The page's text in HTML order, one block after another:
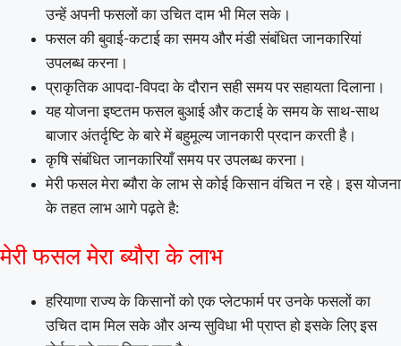
उन्हें अपनी फसलों का उचित दाम भी मिल सके।
फसल की बुवाई-कटाई का समय और मंडी संबंधित जानकारियां
उपलब्ध करना।
प्राकृतिक आपदा-विपदा के दौरान सही समय पर सहायता दिलाना।
यह योजना इष्टतम फसल बुआई और कटाई के समय के साथ-साथ
बाजार अंतर्दृष्टि के बारे में बहुमूल्य जानकारी प्रदान करती है।
कृषि संबंधित जानकारियाँ समय पर उपलब्ध करना।
मेरी फसल मेरा ब्यौरा के लाभ से कोई किसान वंचित न रहे। इस योजना
के तहत लाभ आगे पढ़ते है:
मेरी फसल मेरा ब्यौरा के लाभ
हरियाणा राज्य के किसानों को एक प्लेटफार्म पर उनके फसलों का
उचित दाम मिल सके और अन्य सुविधा भी प्राप्त हो इसके लिए इस